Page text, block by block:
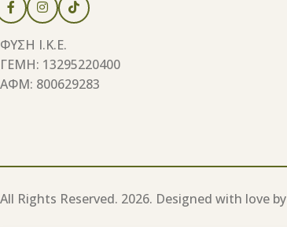
ΦΥΣΗ Ι.Κ.Ε.
ΓΕΜΗ: 13295220400
ΑΦΜ: 800629283
All Rights Reserved. 2026. Designed with love by